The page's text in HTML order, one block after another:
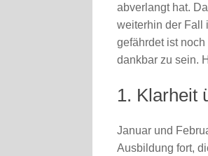
abverlangt hat.
weiterhin der Fall
gefährdet ist
dankbar zu sein.
1. Klarheit
Januar und
Ausbildung fort,